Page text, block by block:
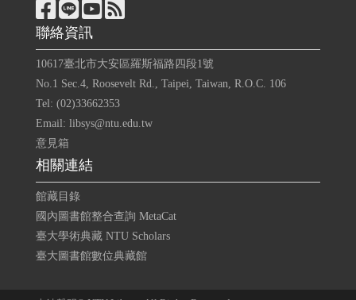
聯絡資訊
10617臺北市大安區羅斯福路四段1號
No.1 Sec.4, Roosevelt Rd., Taipei, Taiwan, R.O.C. 106
Tel: (02)33662353
Email: libsys@ntu.edu.tw
意見箱
相關連結
館藏目錄
國內圖書館整合查詢 MetaCat
臺大學術典藏 NTU Scholars
臺大圖書館數位典藏館